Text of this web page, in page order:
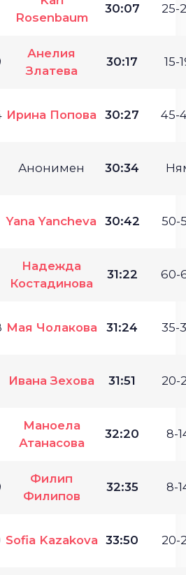
Rosenbaum
30:07 25-
Анелия
Златева
30:17 15-
Ирина Попова 30:27 45-
Анонимен 30:34
Yana Yancheva 30:42 50-
Надежда
Костадинова
31:22 60-
Мая Чолакова 31:24 35-
Ивана Зехова 31:51 20-
Маноела
Атанасова
32:20 8-
Филип
Филипов
32:35 8-
Sofia Kazakova 33:50 20-